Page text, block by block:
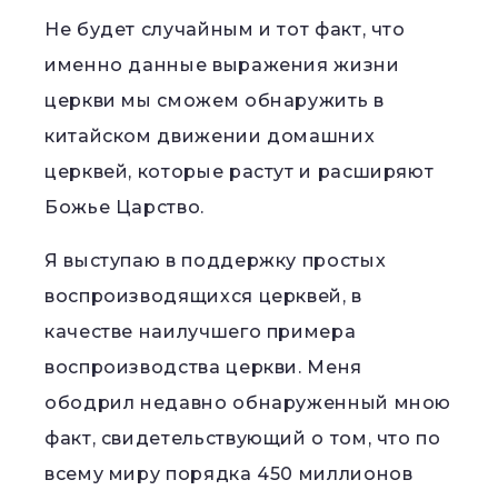
Не будет случайным и тот факт, что
именно данные выражения жизни
церкви мы сможем обнаружить в
китайском движении домашних
церквей, которые растут и расширяют
Божье Царство.
Я выступаю в поддержку простых
воспроизводящихся церквей, в
качестве наилучшего примера
воспроизводства церкви. Меня
ободрил недавно обнаруженный мною
факт, свидетельствующий о том, что по
всему миру порядка 450 миллионов